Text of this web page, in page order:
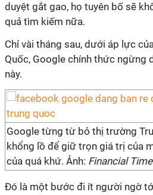
duyệt gắt gao, họ tuyên bố sẽ
quả tìm kiếm nữa.
Chỉ vài tháng sau, dưới áp lực
Quốc, Google chính thức ngừng
này.
Google từng từ bỏ thị trường
khổng lồ để giữ trọn giá trị của
của quá khứ. Ảnh: Financial
Đó là một bước đi ít người ngờ